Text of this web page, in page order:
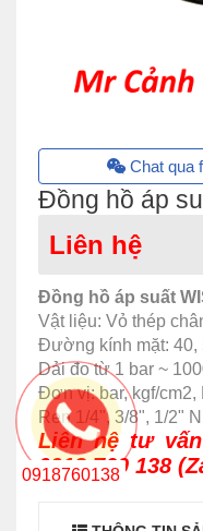
Chat qua
Đồng hồ áp
Liên hệ
Đồng hồ áp suất
Vật liệu: Vỏ thép
Đường kính mặt: 40,
Dải đo từ 1 bar ~
Đơn vị: bar, kgf/cm2,
Ren 1/4", 3/8", 1/2"
Liên hệ tư
0918 760 138
0918760138